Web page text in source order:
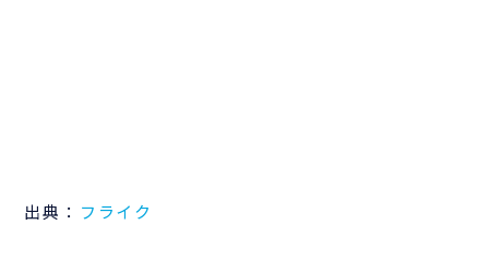
出典： フライク